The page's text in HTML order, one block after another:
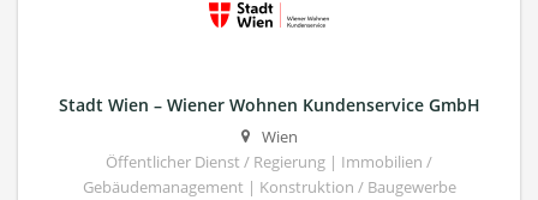
Stadt Wien – Wiener Wohnen Kundenservice GmbH
Wien
Öffentlicher Dienst / Regierung | Immobilien /
Gebäudemanagement | Konstruktion / Baugewerbe